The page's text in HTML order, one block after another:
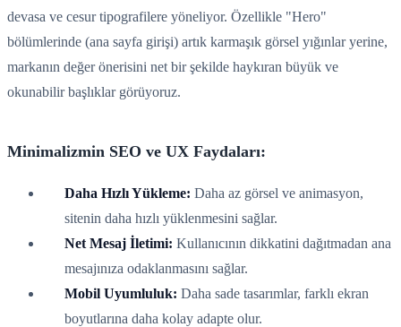
devasa ve cesur tipografilere yöneliyor. Özellikle "Hero"
bölümlerinde (ana sayfa girişi) artık karmaşık görsel yığınlar yerine,
markanın değer önerisini net bir şekilde haykıran büyük ve
okunabilir başlıklar görüyoruz.
Minimalizmin SEO ve UX Faydaları:
Daha Hızlı Yükleme: Daha az görsel ve animasyon,
sitenin daha hızlı yüklenmesini sağlar.
Net Mesaj İletimi: Kullanıcının dikkatini dağıtmadan ana
mesajınıza odaklanmasını sağlar.
Mobil Uyumluluk: Daha sade tasarımlar, farklı ekran
boyutlarına daha kolay adapte olur.